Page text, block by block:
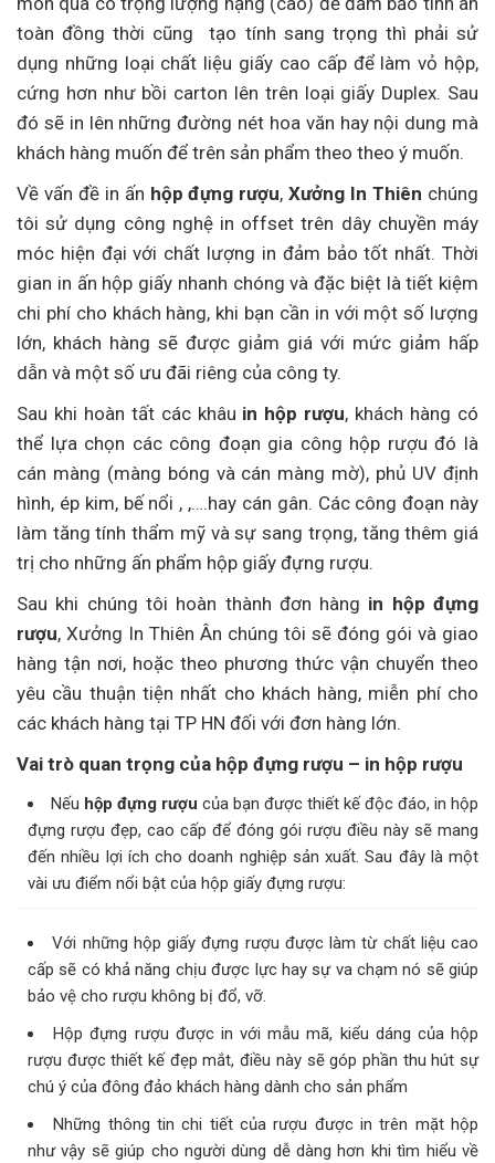
toàn đồng thời cũng tạo tính sang trọng thì phải sử
dụng những loại chất liệu giấy cao cấp để làm vỏ hộp,
cứng hơn như bồi carton lên trên loại giấy Duplex. Sau
đó sẽ in lên những đường nét hoa văn hay nội dung mà
khách hàng muốn để trên sản phẩm theo theo ý muốn.
Về vấn đề in ấn hộp đựng rượu,Xưởng In Thiên chúng
tôi sử dụng công nghệ in offset trên dây chuyền máy
móc hiện đại với chất lượng in đảm bảo tốt nhất. Thời
gian in ấn hộp giấy nhanh chóng và đặc biệt là tiết kiệm
chi phí cho khách hàng, khi bạn cần in với một số lượng
lớn, khách hàng sẽ được giảm giá với mức giảm hấp
dẫn và một số ưu đãi riêng của công ty.
Sau khi hoàn tất các khâu in hộp rượu, khách hàng có
thể lựa chọn các công đoạn gia công hộp rượu đó là
cán màng (màng bóng và cán màng mờ), phủ UV định
hình, ép kim, bế nổi , ,….hay cán gân. Các công đoạn này
làm tăng tính thẩm mỹ và sự sang trọng, tăng thêm giá
trị cho những ấn phẩm hộp giấy đựng rượu.
Sau khi chúng tôi hoàn thành đơn hàng in hộp đựng
rượu, Xưởng In Thiên Ân chúng tôi sẽ đóng gói và giao
hàng tận nơi, hoặc theo phương thức vận chuyển theo
yêu cầu thuận tiện nhất cho khách hàng, miễn phí cho
các khách hàng tại TP HN đối với đơn hàng lớn.
Vai trò quan trọng của hộp đựng rượu – in hộp rượu
Nếu hộp đựng rượu của bạn được thiết kế độc đáo, in hộp
đựng rượu đẹp, cao cấp để đóng gói rượu điều này sẽ mang
đến nhiều lợi ích cho doanh nghiệp sản xuất. Sau đây là một
vài ưu điểm nổi bật của hộp giấy đựng rượu:
Với những hộp giấy đựng rượu được làm từ chất liệu cao
cấp sẽ có khả năng chịu được lực hay sự va chạm nó sẽ giúp
bảo vệ cho rượu không bị đổ, vỡ.
Hộp đựng rượu được in với mẫu mã, kiểu dáng của hộp
rượu được thiết kế đẹp mắt, điều này sẽ góp phần thu hút sự
chú ý của đông đảo khách hàng dành cho sản phẩm
Những thông tin chi tiết của rượu được in trên mặt hộp
như vậy sẽ giúp cho người dùng dễ dàng hơn khi tìm hiểu về